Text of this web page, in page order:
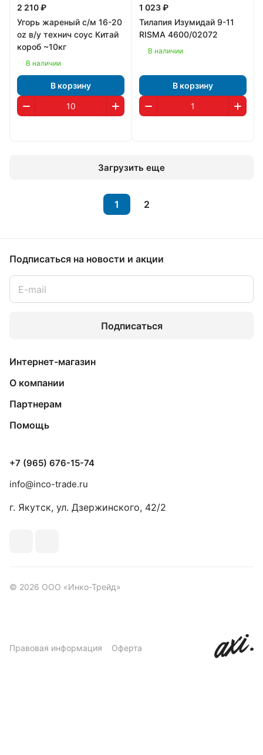
2 210 ₽
Угорь жареный с/м 16-20
oz в/у технич соус Китай
короб ~10кг
В наличии
В корзину
1 023 ₽
Тилапия Изумидай 9-11
RISMA 4600/02072
В наличии
В корзину
Загрузить еще
1 2
Подписаться на новости и акции
Подписаться
Интернет-магазин
О компании
Партнерам
Помощь
+7 (965) 676-15-74
info@inco-trade.ru
г. Якутск, ул. Дзержинского, 42/2
© 2026 ООО «Инко-Трейд»
Правовая информация Оферта